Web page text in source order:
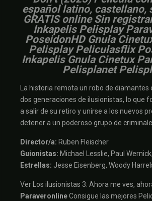
español latino, castellano,
GRATIS online Sin
Inkapelis Pelisplay
PoseidonHD Gnula
Pelisplay Peliculasflix
Inkapelis Gnula Cinetux
Pelisplanet
La historia remota un robo de diamantes
dos generaciones de ilusionistas, lo que
a salir de su retiro y unirse a los nuevos
detener a un poderoso grupo de
Director/a: Ruben Fleischer
Guionistas: Michael Lesslie, Paul
Estrellas: Jesse Eisenberg, Woody
Ver Los ilusionistas 3: Ahora me ves,
ParaveronlineConsigue las mejores